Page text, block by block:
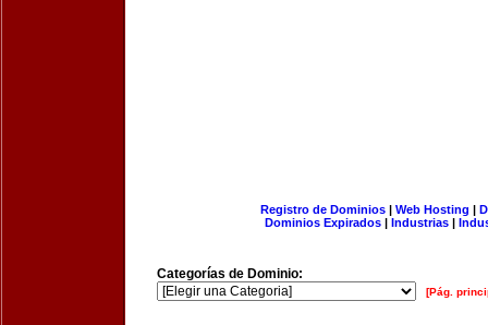
Registro de Dominios| Web Hosting |
Dominios Expirados | Industrias |
Categorías de Dominio:
[Pág.